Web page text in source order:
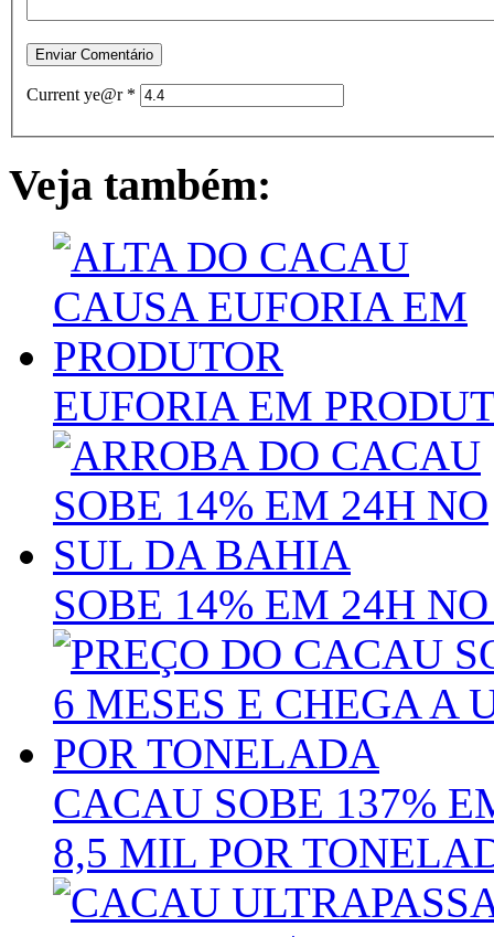
Current ye@r *
Veja também:
EUFORIA EM
SOBE 14% EM 24H
CACAU SOBE 137%
8,5 MIL POR